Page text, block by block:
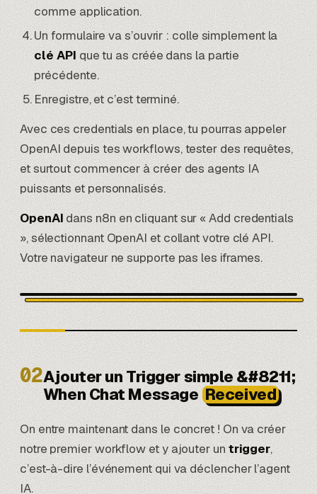
comme application.
Un formulaire va s’ouvrir : colle simplement la
clé APIque tu as créée dans la partie
précédente.
Enregistre, et c’est terminé.
Avec ces credentials en place, tu pourras appeler
OpenAI depuis tes workflows, tester des requêtes,
et surtout commencer à créer des agents IA
puissants et personnalisés.
OpenAI dans n8n en cliquant sur « Add credentials
», sélectionnant OpenAI et collant votre clé API.
Votre navigateur ne supporte pas les iframes.
02Ajouter un Trigger simple &#8211;
When Chat Message Received
On entre maintenant dans le concret ! On va créer
notre premier workflow et y ajouter untrigger,
c’est-à-dire l’événement qui va déclencher l’agent
IA.